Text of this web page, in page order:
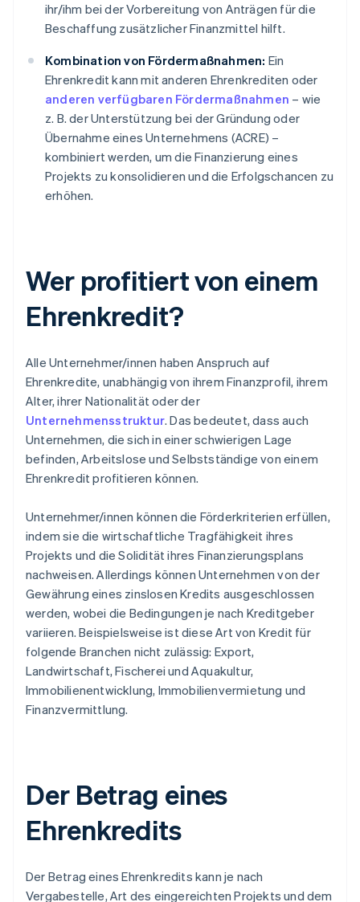
ihr/ihm bei der Vorbereitung von Anträgen für die
Beschaffung zusätzlicher Finanzmittel hilft.
Kombination von Fördermaßnahmen: Ein
Ehrenkredit kann mit anderen Ehrenkrediten oder
anderen verfügbaren Fördermaßnahmen – wie
z. B. der Unterstützung bei der Gründung oder
Übernahme eines Unternehmens (ACRE) –
kombiniert werden, um die Finanzierung eines
Projekts zu konsolidieren und die Erfolgschancen zu
erhöhen.
Wer profitiert von einem
Ehrenkredit?
Alle Unternehmer/innen haben Anspruch auf
Ehrenkredite, unabhängig von ihrem Finanzprofil, ihrem
Alter, ihrer Nationalität oder der
Unternehmensstruktur. Das bedeutet, dass auch
Unternehmen, die sich in einer schwierigen Lage
befinden, Arbeitslose und Selbstständige von einem
Ehrenkredit profitieren können.
Unternehmer/innen können die Förderkriterien erfüllen,
indem sie die wirtschaftliche Tragfähigkeit ihres
Projekts und die Solidität ihres Finanzierungsplans
nachweisen. Allerdings können Unternehmen von der
Gewährung eines zinslosen Kredits ausgeschlossen
werden, wobei die Bedingungen je nach Kreditgeber
variieren. Beispielsweise ist diese Art von Kredit für
folgende Branchen nicht zulässig: Export,
Landwirtschaft, Fischerei und Aquakultur,
Immobilienentwicklung, Immobilienvermietung und
Finanzvermittlung.
Der Betrag eines
Ehrenkredits
Der Betrag eines Ehrenkredits kann je nach
Vergabestelle, Art des eingereichten Projekts und dem